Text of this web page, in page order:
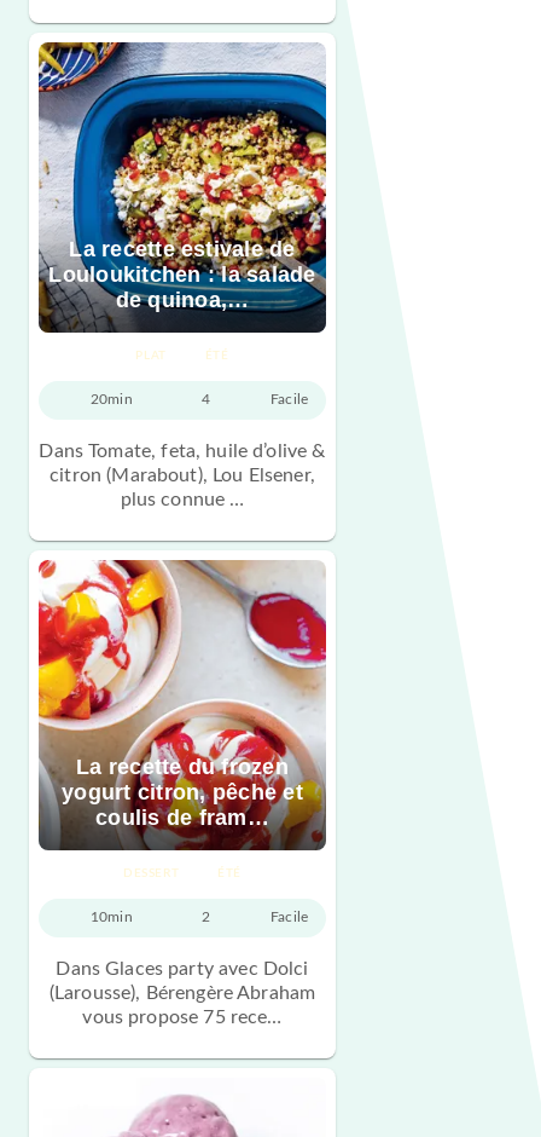
La recette estivale de
Louloukitchen : la salade
de quinoa,…
PLAT ÉTÉ
20min 4 Facile
Dans Tomate, feta, huile d’olive &
citron (Marabout), Lou Elsener,
plus connue …
La recette du frozen
yogurt citron, pêche et
coulis de fram…
DESSERT ÉTÉ
10min 2 Facile
Dans Glaces party avec Dolci
(Larousse), Bérengère Abraham
vous propose 75 rece…